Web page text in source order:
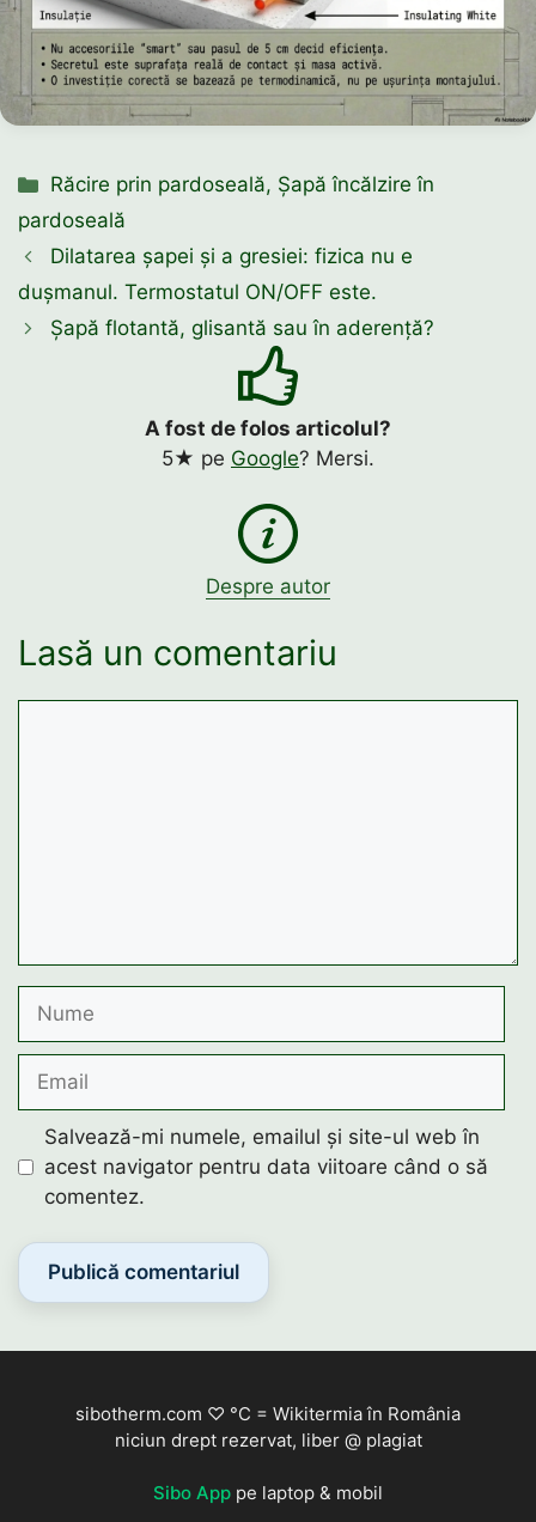
Categorii
Răcire prin pardoseală, Șapă încălzire în
pardoseală
Dilatarea șapei și a gresiei: fizica nu e
dușmanul. Termostatul ON/OFF este.
Șapă flotantă, glisantă sau în aderență?
A fost de folos articolul?
5★ pe Google? Mersi.
Despre autor
Lasă un comentariu
Salvează-mi numele, emailul și site-ul web în
acest navigator pentru data viitoare când o să
comentez.
sibotherm.com ♡ °C = Wikitermia în România
niciun drept rezervat, liber @ plagiat
Sibo App pe laptop & mobil